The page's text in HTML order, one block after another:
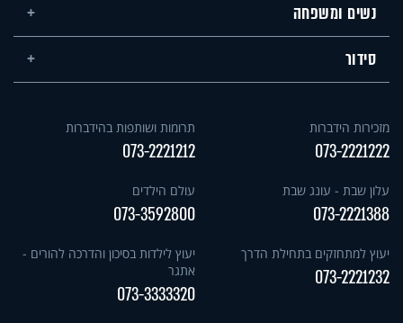
נשים ומשפחה
סידור
מזכירות הידברות
073-2221222
תרומות ושותפות בהידברות
073-2221212
עלון שבת - עונג שבת
073-2221388
עולם הילדים
073-3592800
יעוץ למתחזקים בתחילת הדרך
073-2221232
יעוץ לילדות בסיכון והדרכה להורים -
אתגר
073-3333320